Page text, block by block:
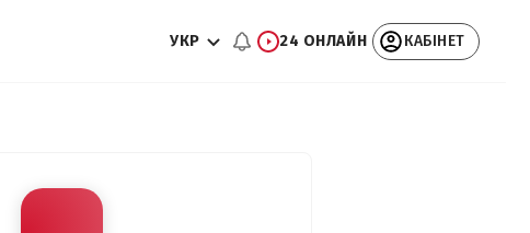
УКР 24 ОНЛАЙН КАБІНЕТ